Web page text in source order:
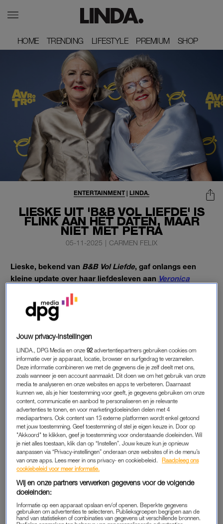
HOME
HOME TRENDING
TRENDING LIFESTYLE
LIFESTYLE PREMIUM
PREMIUM SHOP
SHOP
LIESKE UIT 'B&B VOL LIEFDE' IS
FLINK AAN HET DATEN, MAAR
NIET MET PETRA
ENTERTAINMENT | LINDA.
05-11-2025 | CARMEN FELIX
Lieske, bekend van B&B Vol Liefde, gaf onlangs een
kleine update over haar liefdesleven aan Veronica
doorbrengen met Petra, maar daar is geen romance uit
ontstaan. Er broeit echter wel iets anders, met iemand
Over Petra zegt Lieske dit: “Wij hebben een hele goede relatie
met elkaar, alleen geen seksuele. Dus we hebben geen relatie
in die zin, maar we hebben wel een hele goede
verstandhouding, we hebben een hele goede relatie met
elkaar. We hebben dagelijks contact, gisteren zelfs ook nog.
Dat is hartstikke leuk.”
DATEN MET EEN ANDER
Ondertussen is Lieske zélf wel weer voorzichtig aan het daten.
Ze vertelt dat ze iemand heeft leren kennen met wie het goed
klikt. Niet halsoverkop, geen grootse verklaringen, maar rustig
en echt: “Ik ben een beetje aan het daten”, zegt ze met een
glimlach. “Ik denk dat we in de serious of exclusive fase
zitten.” Wel zegt de realityster niks te overhaasten: “Ik doe het
Jouw privacy-instellingen
LINDA., DPG Media en onze92 advertentiepartners gebruiken cookies om
informatie over je apparaat, locatie, browser en surfgedrag te verzamelen.
Deze informatie combineren we met de gegevens die je zelf deelt met ons,
zoals wanneer je een account aanmaakt. Dit doen we om het gebruik van onze
media te analyseren en onze websites en apps te verbeteren. Daarnaast
kunnen we, als je hier toestemming voor geeft, je gegevens gebruiken om onze
content, communicatie en aanbod te personaliseren en je relevante
advertenties te tonen, en voor marketingdoeleinden delen met 4
mediapartners. Ook content van 13 externe platformen wordt enkel getoond
met jouw toestemming. Geef toestemming of stel je eigen keuze in. Door op
"Akkoord" te klikken, geef je toestemming voor onderstaande doeleinden. Wil
je niet alles toestaan, klik dan op “Instellen”. Jouw keuze kun je opnieuw
aanpassen via “Privacy-instellingen” onderaan onze websites of in de menu’s
van onze apps. Lees meer in ons privacy- en cookiebeleid.
Raadpleeg ons
cookiebeleid voor meer informatie.
Wij en onze partners verwerken gegevens voor de volgende
doeleinden:
Informatie op een apparaat opslaan en/of openen. Beperkte gegevens
gebruiken om advertenties te selecteren. Publieksgroepen begrijpen aan de
hand van statistieken of combinaties van gegevens uit verschillende bronnen.